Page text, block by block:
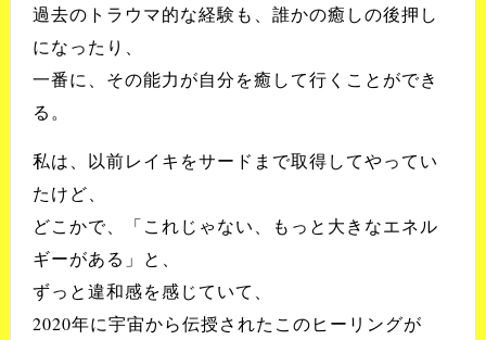
過去のトラウマ的な経験も、誰かの癒しの後押し
になったり、
一番に、その能力が自分を癒して行くことができ
る。
私は、以前レイキをサードまで取得してやってい
たけど、
どこかで、「これじゃない、もっと大きなエネル
ギーがある」と、
ずっと違和感を感じていて、
2020年に宇宙から伝授されたこのヒーリングが